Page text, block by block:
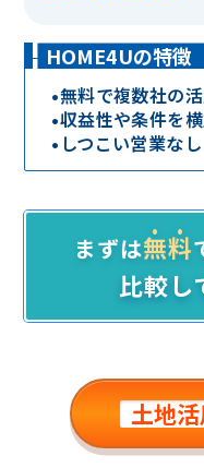
HOME4Uの特徴
•無料で複数社の
•収益性や条件を
• しつこい営業なし
まずは無料
比較し
土地